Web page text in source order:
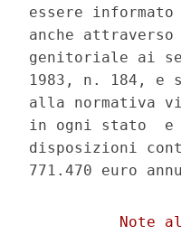
essere
anche
genitoriale ai
1983, n. 184, e
alla normativa
in ogni stato  e
disposizioni
Note